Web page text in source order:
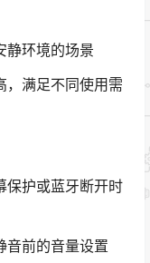
静环境的场景
，满足不同使用需
保护或蓝牙断开时
音前的音量设置